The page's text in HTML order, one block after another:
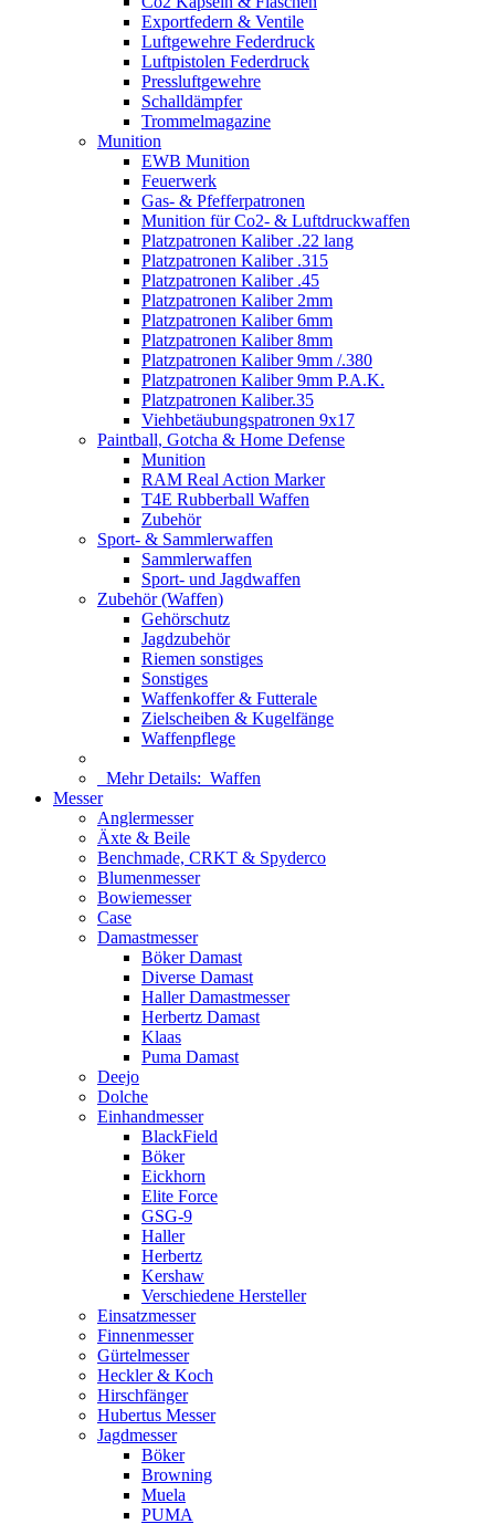
Exportfedern & Ventile
Luftgewehre Federdruck
Luftpistolen Federdruck
Pressluftgewehre
Schalldämpfer
Trommelmagazine
Munition
EWB Munition
Feuerwerk
Gas- & Pfefferpatronen
Munition für Co2- & Luftdruckwaffen
Platzpatronen Kaliber .22 lang
Platzpatronen Kaliber .315
Platzpatronen Kaliber .45
Platzpatronen Kaliber 2mm
Platzpatronen Kaliber 6mm
Platzpatronen Kaliber 8mm
Platzpatronen Kaliber 9mm /.380
Platzpatronen Kaliber 9mm P.A.K.
Platzpatronen Kaliber.35
Viehbetäubungspatronen 9x17
Paintball, Gotcha & Home Defense
Munition
RAM Real Action Marker
T4E Rubberball Waffen
Zubehör
Sport- & Sammlerwaffen
Sammlerwaffen
Sport- und Jagdwaffen
Zubehör (Waffen)
Gehörschutz
Jagdzubehör
Riemen sonstiges
Sonstiges
Waffenkoffer & Futterale
Zielscheiben & Kugelfänge
Waffenpflege
Mehr Details: Waffen
Messer
Anglermesser
Äxte & Beile
Benchmade, CRKT & Spyderco
Blumenmesser
Bowiemesser
Case
Damastmesser
Böker Damast
Diverse Damast
Haller Damastmesser
Herbertz Damast
Klaas
Puma Damast
Deejo
Dolche
Einhandmesser
BlackField
Böker
Eickhorn
Elite Force
GSG-9
Haller
Herbertz
Kershaw
Verschiedene Hersteller
Einsatzmesser
Finnenmesser
Gürtelmesser
Heckler & Koch
Hirschfänger
Hubertus Messer
Jagdmesser
Böker
Browning
Muela
PUMA